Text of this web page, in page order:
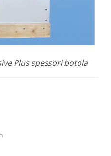
Plus spessori botola